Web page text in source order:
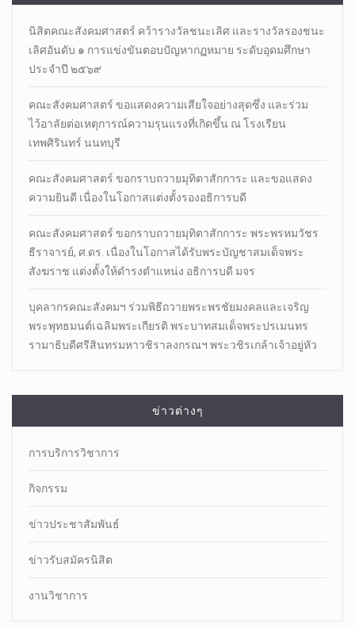
นิสิตคณะสังคมศาสตร์​ คว้ารางวัลชนะเลิศ และรางวัลรองชนะ
เลิศอันดับ ๑ การแข่งขันตอบปัญหากฏหมาย ระดับอุดมศึกษา
ประจำปี ๒๕๖๙
คณะสังคมศาสตร์ ขอแสดงความเสียใจอย่างสุดซึ่ง และร่วม
ไว้อาลัยต่อเหตุการณ์ความรุนแรงที่เกิดขึ้น ณ โรงเรียน
เทพศิรินทร์ นนทบุรี
คณะสังคมศาสตร์ ขอกราบถวายมุทิตาสักการะ และขอแสดง
ความยินดี เนื่องในโอกาสแต่งตั้งรองอธิการบดี
คณะสังคมศาสตร์ ขอกราบถวายมุทิตาสักการะ พระพรหมวัชร
ธีราจารย์, ศ.ดร. เนื่องในโอกาสได้รับพระบัญชาสมเด็จพระ
สังฆราช แต่งตั้งให้ดำรงตำแหน่ง อธิการบดี มจร
บุคลากรคณะสังคมฯ ร่วมพิธีถวายพระพรชัยมงคลและเจริญ
พระพุทธมนต์เฉลิมพระเกียรติ พระบาทสมเด็จพระปรเมนทร
รามาธิบดีศรีสินทรมหาวชิราลงกรณฯ พระวชิรเกล้าเจ้าอยู่หัว
ข่าวต่างๆ
การบริการวิชาการ
กิจกรรม
ข่าวประชาสัมพันธ์
ข่าวรับสมัครนิสิต
งานวิชาการ